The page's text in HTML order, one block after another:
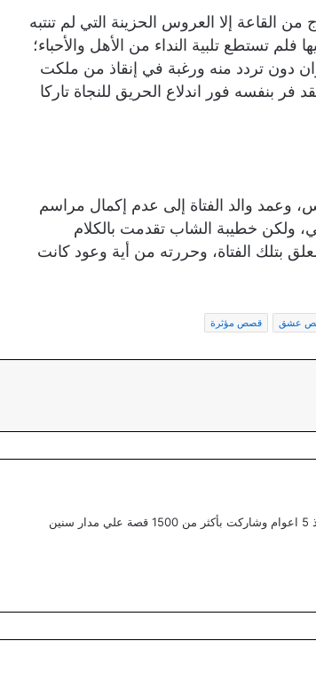
القاعة إلا العروس الحزينة التي لم تنتبه
تستطع تلبية النداء من الأهل والأحباء؛
دون تردد منه ورغبة في إنقاذ من ملكت
بنفسه فور اندلاع الحريق للنجاة تاركا
وعمد والد الفتاة إلى عدم إكمال مراسم
ولكن خطيبة الشاب تقدمت بالكلام
بتلك الفتاة، وحررته من أية وعود كانت
عشق قصص مؤثرة
أعمل ككتابة محتوي مختص في القصص في موقع قصص واقعية منذ 5 اعوام وشاركت بأكثر من 1500 قصة علي مدار سنين